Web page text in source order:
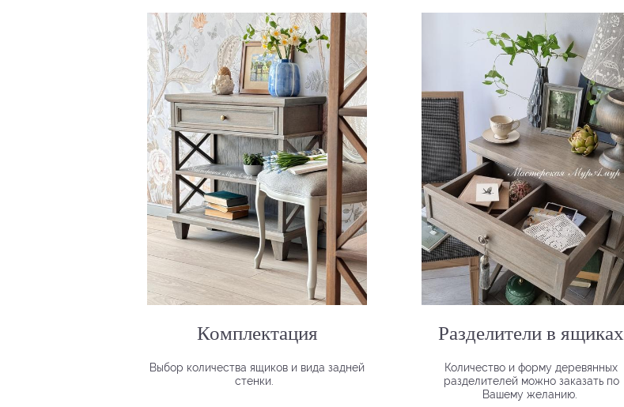
Комплектация
Выбор количества ящиков и вида задней
стенки.
Разделители в ящиках
Количество и форму деревянных
разделителей можно заказать по
Вашему желанию.